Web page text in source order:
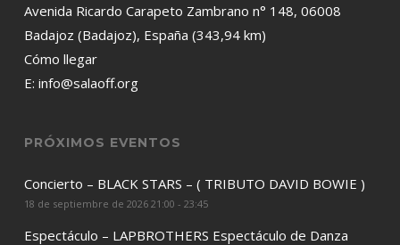
Avenida Ricardo Carapeto Zambrano n° 148, 06008
Badajoz (Badajoz), España (343,94 km)
Cómo llegar
E: info@salaoff.org
PRÓXIMOS EVENTOS
Concierto – BLACK STARS – ( TRIBUTO DAVID BOWIE )
18 de septiembre de 2026 21:00 - 23:45
Espectáculo – LAPBROTHERS Espectáculo de Danza